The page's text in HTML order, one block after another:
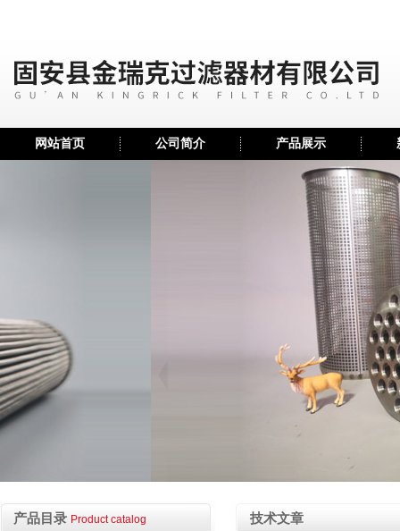
网站首页 公司简介 产品展示
产品目录 Product catalog 技术文章